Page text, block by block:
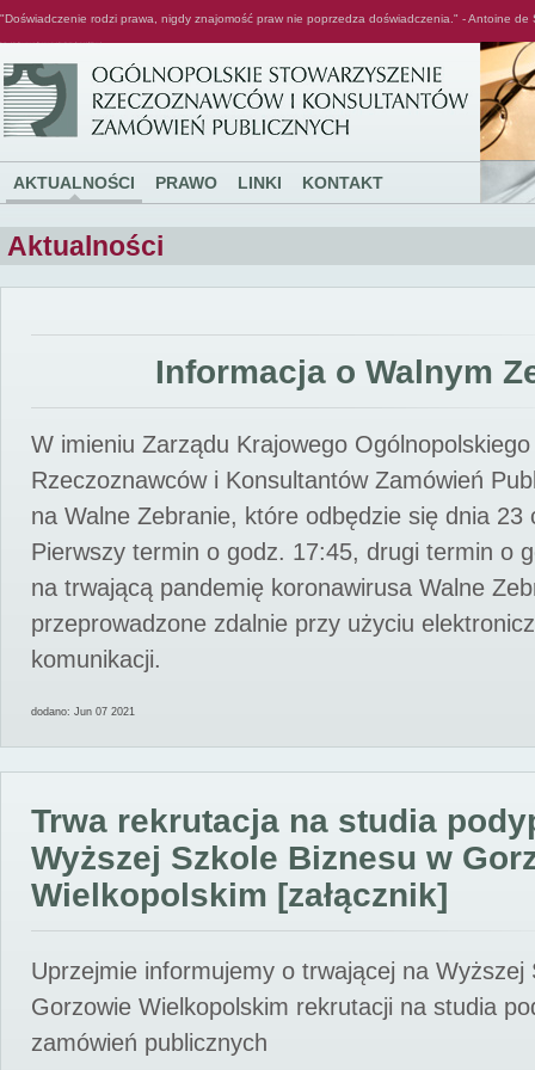
"Doświadczenie rodzi prawa, nigdy znajomość praw nie poprzedza doświadczenia." - Antoine de
AKTUALNOŚCI PRAWO LINKI KONTAKT
Aktualności
Informacja o Walnym
W imieniu Zarządu Krajowego
Rzeczoznawców i Konsultantów Zamówień
na Walne Zebranie, które odbędzie się dnia 23
Pierwszy termin o godz. 17:45, drugi termin o
na trwającą pandemię koronawirusa Walne
przeprowadzone zdalnie przy użyciu
komunikacji.
dodano: Jun 07 2021
Trwa rekrutacja na studia
Wyższej Szkole Biznesu w
Wielkopolskim [załącznik]
Uprzejmie informujemy o trwającej na Wyższej
Gorzowie Wielkopolskim rekrutacji na studia
zamówień publicznych